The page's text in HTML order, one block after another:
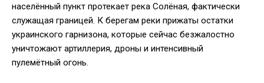
населённый пункт протекает река Солёная, фактически
служащая границей. К берегам реки прижаты остатки
украинского гарнизона, которые сейчас безжалостно
уничтожают артиллерия, дроны и интенсивный
пулемётный огонь.